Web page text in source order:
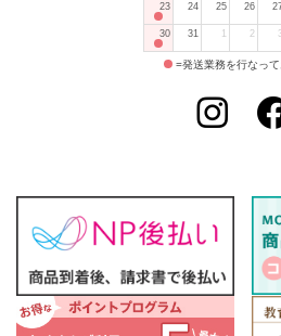
23 24 25 26
30 31 1 2
=発送業務を行なっ